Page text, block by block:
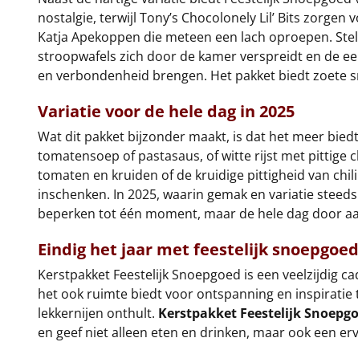
nostalgie, terwijl Tony’s Chocolonely Lil’ Bits
Katja Apekoppen die meteen een lach oproepen.
stroopwafels zich door de kamer verspreidt en de
en verbondenheid brengen. Het pakket biedt zoete
Variatie voor de hele dag in 2025
Wat dit pakket bijzonder maakt, is dat het meer
tomatensoep of pastasaus, of witte rijst met pittige
tomaten en kruiden of de kruidige pittigheid van
inschenken. In 2025, waarin gemak en variatie
beperken tot één moment, maar de hele dag door
Eindig het jaar met feestelijk snoepgoed
Kerstpakket Feestelijk Snoepgoed is een veelzijdig
het ook ruimte biedt voor ontspanning en inspiratie
lekkernijen onthult. Kerstpakket Feestelijk
en geef niet alleen eten en drinken, maar ook een